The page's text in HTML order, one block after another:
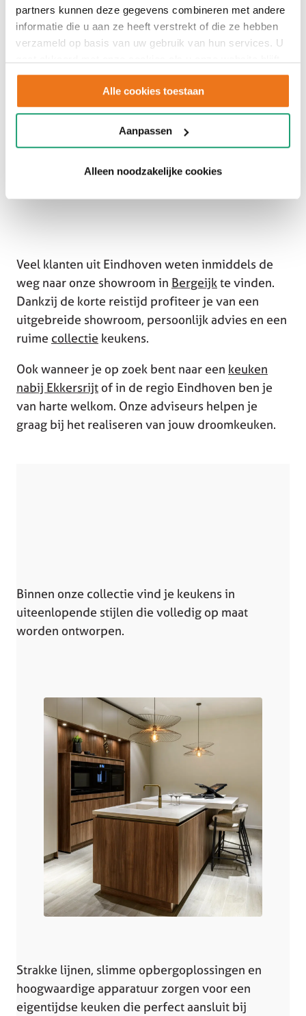
partners kunnen deze gegevens combineren met andere
informatie die u aan ze heeft verstrekt of die ze hebben
verzameld op basis van uw gebruik van hun services. U
gebruiken.
Alle cookies toestaan
Aanpassen
Alleen noodzakelijke cookies
Van innovatieve keukenapparatuur en slimme
opbergoplossingen totmodernewerkbladen en
stijlvolle kleurcombinaties. Tijdens een
showroombezoek ervaar je alle mogelijkheden in
het echt.
Veel klanten uit Eindhoven weten inmiddels de
weg naar onze showroom in Bergeijkte vinden.
Dankzij de korte reistijd profiteer je van een
uitgebreide showroom, persoonlijk advies en een
ruime collectie keukens.
Ook wanneer je op zoek bent naar een keuken
nabij Ekkersrijtof in de regio Eindhoven ben je
van harte welkom. Onze adviseurs helpen je
graag bij het realiseren van jouw droomkeuken.
Binnen onze collectie vind je keukens in
uiteenlopende stijlen die volledig op maat
worden ontworpen.
Strakke lijnen, slimme opbergoplossingen en
hoogwaardige apparatuur zorgen voor een
eigentijdse keuken die perfect aansluit bij